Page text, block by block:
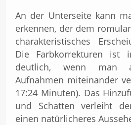
An der Unterseite kann
erkennen, der dem
charakteristisches
Die Farbkorrekturen ist
deutlich, wenn man
Aufnahmen miteinander
17:24 Minuten). Das
und Schatten verleiht
einen natürlicheres